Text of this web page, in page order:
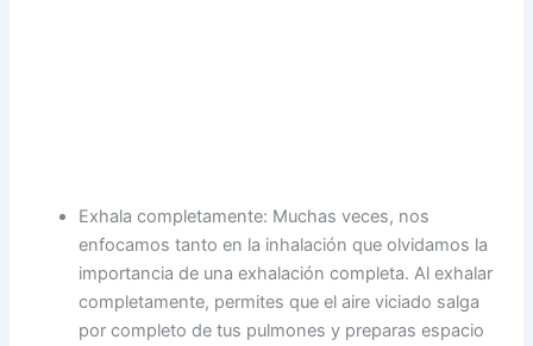
Exhala completamente: Muchas veces, nos
enfocamos tanto en la inhalación que olvidamos la
importancia de una exhalación completa. Al exhalar
completamente, permites que el aire viciado salga
por completo de tus pulmones y preparas espacio